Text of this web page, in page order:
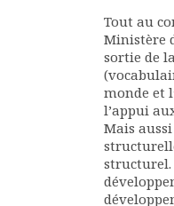
Tout au
Ministère
sortie de
monde et
l’appui
Mais
structurel.